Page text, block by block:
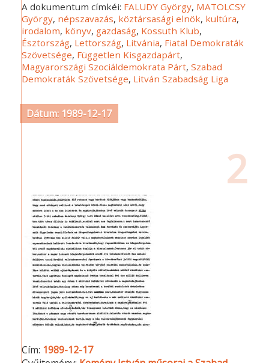
A dokumentum címkéi: FALUDY György, MATOLCSY
György, népszavazás, köztársasági elnök, kultúra,
irodalom, könyv, gazdaság, Kossuth Klub,
Észtország, Lettország, Litvánia, Fiatal Demokraták
Szövetsége, Független Kisgazdapárt,
Magyarországi Szociáldemokrata Párt,Szabad
Demokraták Szövetsége, Litván Szabadság Liga
Dátum: 1989-12-17
2
Cím: 1989-12-17